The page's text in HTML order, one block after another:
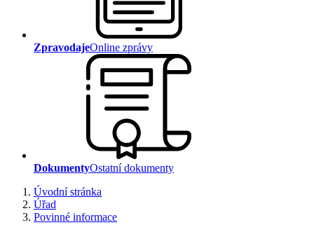
ZpravodajeOnline zprávy
DokumentyOstatní dokumenty
Úvodní stránka
Úřad
Povinné informace